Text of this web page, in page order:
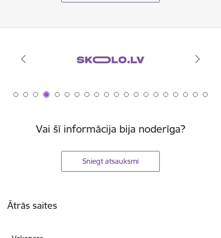
Vai šī informācija bija noderīga?
Sniegt atsauksmi
Ātrās saites